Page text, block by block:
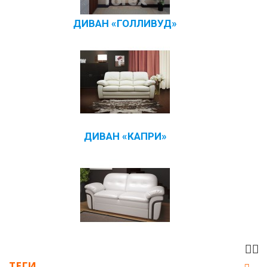
ДИВАН «ГОЛЛИВУД»
ДИВАН «КАПРИ»